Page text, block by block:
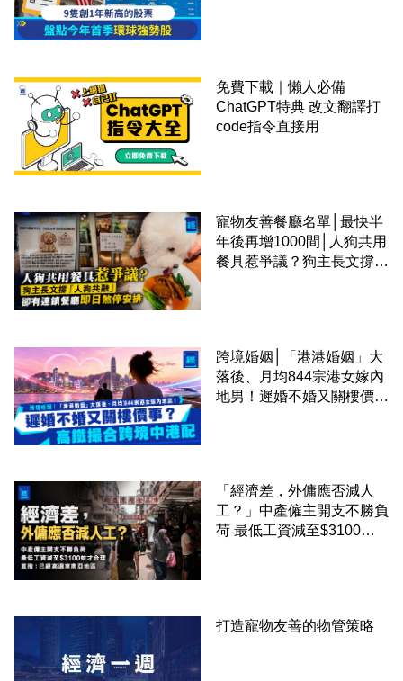
免費下載｜懶人必備
ChatGPT特典 改文翻譯打
code指令直接用
寵物友善餐廳名單│最快半
年後再增1000間│人狗共用
餐具惹爭議？狗主長文撐
跨境婚姻│「港港婚姻」大
落後、月均844宗港女嫁內
地男！遲婚不婚又關樓價
「經濟差，外傭應否減人
工？」中產僱主開支不勝負
荷 最低工資減至$3100蚊
打造寵物友善的物管策略